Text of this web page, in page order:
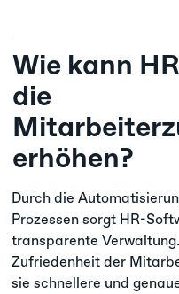
Wie kann
die
erhöhen?
Durch die
Prozessen sorgt HR-
transparente
Zufriedenheit der
sie schnellere und